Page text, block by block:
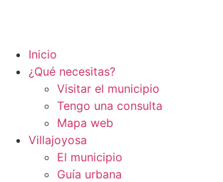
Inicio
¿Qué necesitas?
Visitar el municipio
Tengo una consulta
Mapa web
Villajoyosa
El municipio
Guía urbana